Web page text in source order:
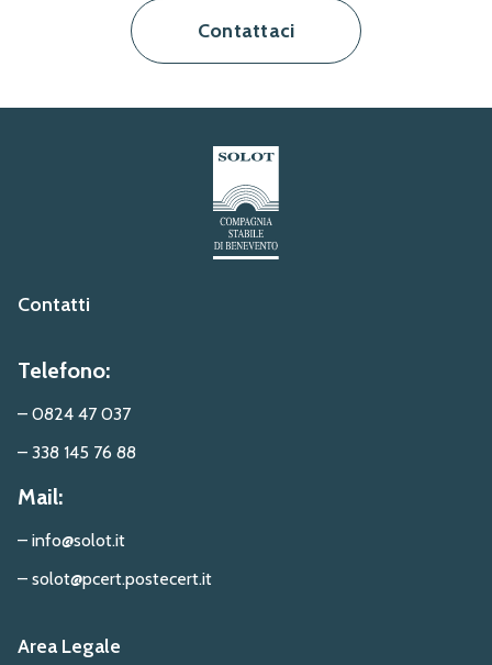
Contattaci
Contatti
Telefono:
– 0824 47 037
– 338 145 76 88
Mail:
– info@solot.it
– solot@pcert.postecert.it
Area Legale